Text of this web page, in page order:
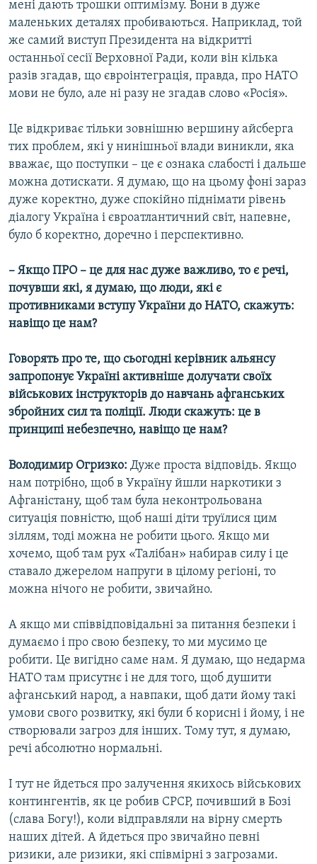
мені дають трошки оптимізму. Вони в дуже
маленьких деталях пробиваються. Наприклад, той
же самий виступ Президента на відкритті
останньої сесії Верховної Ради, коли він кілька
разів згадав, що євроінтеграція, правда, про НАТО
мови не було, але ні разу не згадав слово «Росія».
Це відкриває тільки зовнішню вершину айсберга
тих проблем, які у нинішньої влади виникли, яка
вважає, що поступки – це є ознака слабості і дальше
можна дотискати. Я думаю, що на цьому фоні зараз
дуже коректно, дуже спокійно піднімати рівень
діалогу Україна і євроатлантичний світ, напевне,
було б коректно, доречно і перспективно.
– Якщо ПРО – це для нас дуже важливо, то є речі,
почувши які, я думаю, що люди, які є
противниками вступу України до НАТО, скажуть:
навіщо це нам?
Говорять про те, що сьогодні керівник альянсу
запропонує Україні активніше долучати своїх
військових інструкторів до навчань афганських
збройних сил та поліції. Люди скажуть: це в
принципі небезпечно, навіщо це нам?
Володимир Огризко: Дуже проста відповідь. Якщо
нам потрібно, щоб в Україну йшли наркотики з
Афганістану, щоб там була неконтрольована
ситуація повністю, щоб наші діти труїлися цим
зіллям, тоді можна не робити цього. Якщо ми
хочемо, щоб там рух «Талібан» набирав силу і це
ставало джерелом напруги в цілому регіоні, то
можна нічого не робити, звичайно.
А якщо ми співвідповідальні за питання безпеки і
думаємо і про свою безпеку, то ми мусимо це
робити. Це вигідно саме нам. Я думаю, що недарма
НАТО там присутнє і не для того, щоб душити
афганський народ, а навпаки, щоб дати йому такі
умови свого розвитку, які були б корисні і йому, і не
створювали загроз для інших. Тому тут, я думаю,
речі абсолютно нормальні.
І тут не йдеться про залучення якихось військових
контингентів, як це робив СРСР, почивший в Бозі
(слава Богу!), коли відправляли на вірну смерть
наших дітей. А йдеться про звичайно певні
ризики, але ризики, які співмірні з загрозами.